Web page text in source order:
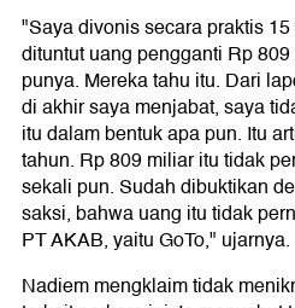
"Saya divonis secara praktis
dituntut uang pengganti Rp
punya. Mereka tahu itu. Dari
di akhir saya menjabat, saya
itu dalam bentuk apa pun. Itu
tahun. Rp 809 miliar itu tidak
sekali pun. Sudah dibuktikan
saksi, bahwa uang itu tidak
PT AKAB, yaitu GoTo," ujarnya.
Nadiem mengklaim tidak